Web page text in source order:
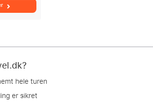
hele turen
er sikret